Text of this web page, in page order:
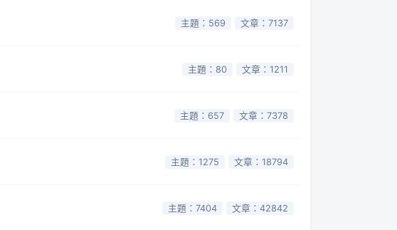
主題：569 文章：7137
主題：80 文章：1211
主題：657 文章：7378
主題：1275 文章：18794
主題：7404 文章：42842